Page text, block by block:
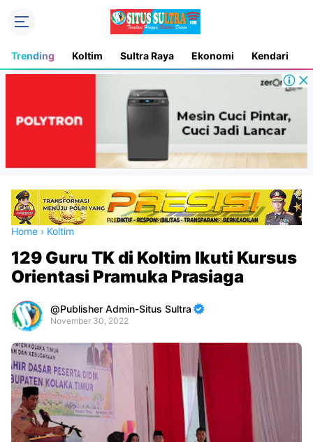
Trending Koltim Sultra Raya Ekonomi Kendari
Home › Koltim
129 Guru TK di Koltim Ikuti Kursus
Orientasi Pramuka Prasiaga
Publisher Admin-Situs Sultra
November 30, 2022
Premium
By
Raushan
Design
With
Shroff
Templates